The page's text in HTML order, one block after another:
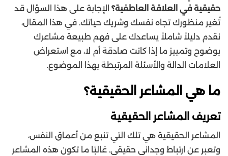
حقيقية في العلاقة العاطفية؟الإجابة على هذا السؤال قد
تُغير منظورك تجاه نفسك وشريك حياتك. في هذا المقال،
نقدم دليلاً شاملاً يساعدك على فهم طبيعة مشاعرك
بوضوح وتمييز ما إذا كانت صادقة أم لا، مع استعراض
العلامات الدالة والأسئلة المرتبطة بهذا الموضوع.
ما هي المشاعر الحقيقية؟
تعريف المشاعر الحقيقية
المشاعر الحقيقية هي تلك التي تنبع من أعماق النفس،
وتعبر عن ارتباط وجداني حقيقي. غالبًا ما تكون هذه المشاعر